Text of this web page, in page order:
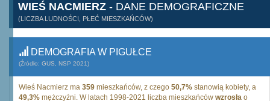
WIEŚ NACMIERZ - DANE DEMOGRAFICZNE
(LICZBA LUDNOŚCI, PŁEĆ MIESZKAŃCÓW)
DEMOGRAFIA W PIGUŁCE
(Źródło: GUS, NSP 2021)
Wieś Nacmierz ma 359 mieszkańców, z czego 50,7% stanowią kobiety, a
49,3% mężczyźni. W latach 1998-2021 liczba mieszkańców wzrosła o